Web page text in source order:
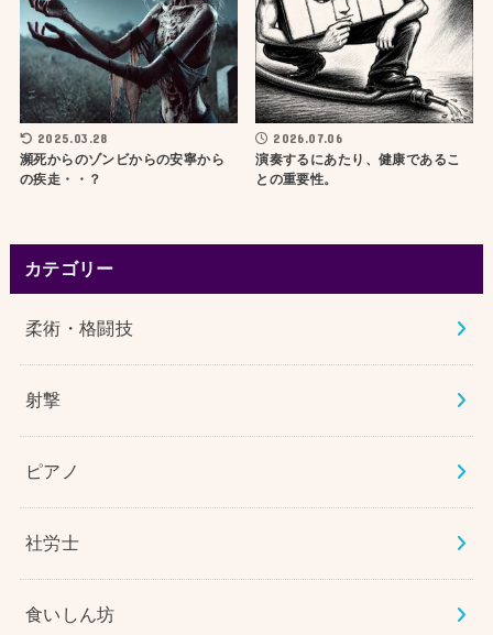
2025.03.28
瀕死からのゾンビからの安寧から
の疾走・・？
2026.07.06
演奏するにあたり、健康であるこ
との重要性。
カテゴリー
柔術・格闘技
射撃
ピアノ
社労士
食いしん坊